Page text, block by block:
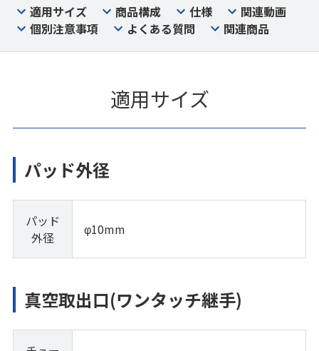
適用サイズ 商品構成 仕様
関連動画
個別注意事項
よくある質問 関連商品
適用サイズ
パッド外径
パッド
外径
φ10mm
真空取出口(ワンタッチ継手)